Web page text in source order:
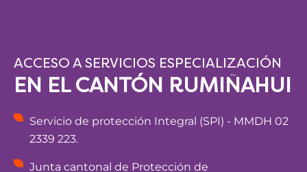
ACCESO A SERVICIOS ESPECIALIZACIÓN
EN EL CANTÓN RUMIÑAHUI
Servicio de protección Integral (SPI) - MMDH 02
2339 223.
Junta cantonal de Protección de